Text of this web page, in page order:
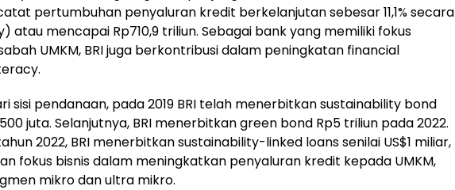
pertumbuhan penyaluran kredit berkelanjutan sebesar 11,1% secara
atau mencapai Rp710,9 triliun. Sebagai bank yang memiliki fokus
UMKM, BRI juga berkontribusi dalam peningkatan financial
sisi pendanaan, pada 2019 BRI telah menerbitkan sustainability bond
juta. Selanjutnya, BRI menerbitkan green bond Rp5 triliun pada 2022.
2022, BRI menerbitkan sustainability-linked loans senilai US$1 miliar,
fokus bisnis dalam meningkatkan penyaluran kredit kepada UMKM,
mikro dan ultra mikro.